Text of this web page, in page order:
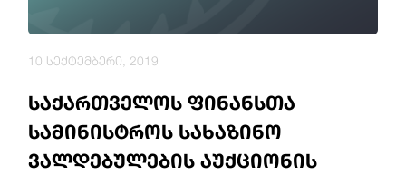
საქართველოს ფინანსთა
სამინისტროს სახაზინო
ვალდებულების აუქციონის
10 სექტემბერი, 2019